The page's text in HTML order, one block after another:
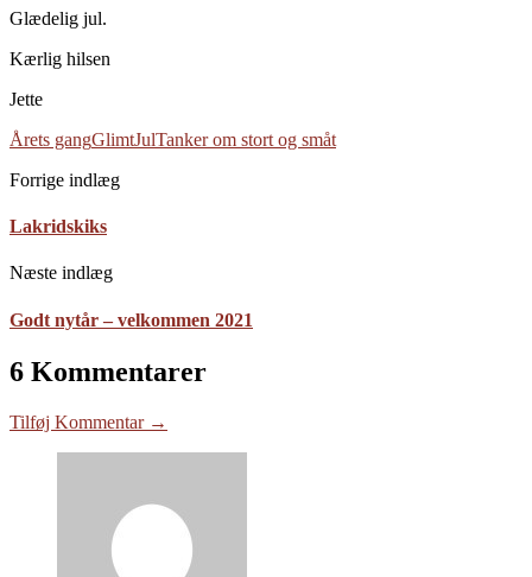
Glædelig jul.
Kærlig hilsen
Jette
Årets gangGlimtJulTanker om stort og småt
Forrige indlæg
Lakridskiks
Næste indlæg
Godt nytår – velkommen 2021
6 Kommentarer
Tilføj Kommentar →